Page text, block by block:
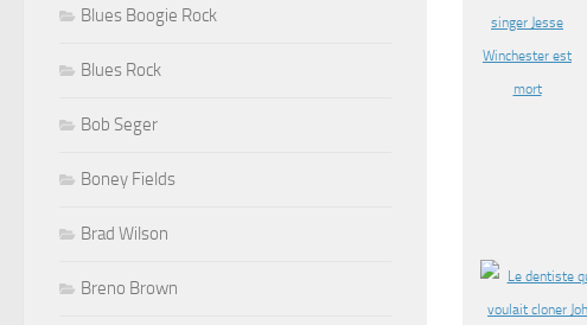
Blues Boogie Rock
Blues Rock
Bob Seger
Boney Fields
Brad Wilson
Breno Brown